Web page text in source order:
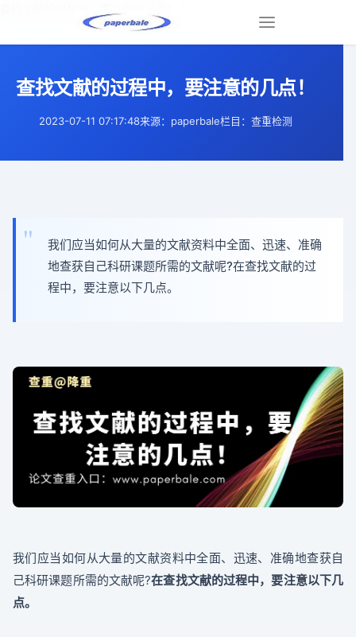
navigation
查找文献的过程中，要注意的几点！
2023-07-11 07:17:48来源：paperbale栏目：查重检测
我们应当如何从大量的文献资料中全面、迅速、准确
地查获自己科研课题所需的文献呢?在查找文献的过
程中，要注意以下几点。
我们应当如何从大量的文献资料中全面、迅速、准确地查获自
己科研课题所需的文献呢?在查找文献的过程中，要注意以下几
点。